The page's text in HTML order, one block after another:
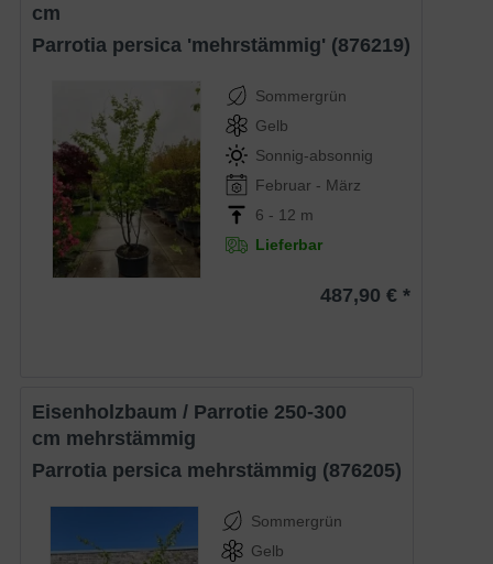
cm
Parrotia persica 'mehrstämmig' (876219)
Sommergrün
Gelb
Sonnig-absonnig
Februar - März
6 - 12 m
Lieferbar
487,90 € *
Eisenholzbaum / Parrotie 250-300
cm mehrstämmig
Parrotia persica mehrstämmig (876205)
Sommergrün
Gelb